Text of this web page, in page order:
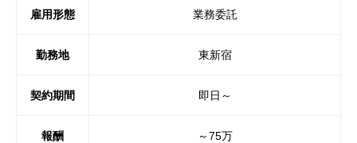
雇用形態 業務委託
勤務地 東新宿
契約期間 即日～
報酬 ～75万